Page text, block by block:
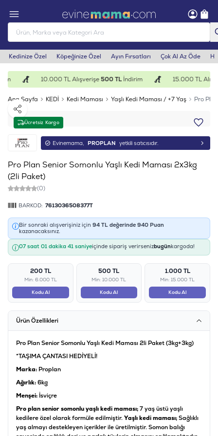
Kedinize Özel Köpeğinize Özel Ayın Fırsatları Çok Al Az Öde
10.000 TL Alışverişe500 TLİndirim 15.000 TL
Ana Sayfa KEDİ Kedi Maması Yaşlı Kedi Maması / +7 Yaş Pro
Ücretsiz Kargo
Paylaş
Evinemama, PROPLAN yetkili satıcısıdır.
Pro Plan Senior Somonlu Yaşlı Kedi Maması 2x3kg
(2li Paket)
(0)
BARKOD: 7613036508377T
Bir sonraki alışverişiniz için 94 TL değerinde 940 Puan
kazanacaksınız.
07 saat 01 dakika 40 saniyeiçinde sipariş verirsenizbugünkargoda!
200 TL
Min: 6.000 TL
Kodu Al
500 TL
Min: 10.000 TL
Kodu Al
1.000 TL
Min: 15.000 TL
Kodu Al
Ürün Özellikleri
Pro Plan Senior Somonlu Yaşlı Kedi Maması 2li Paket (3kg+3kg)
*TAŞIMA ÇANTASI HEDİYELİ!
Marka: Proplan
Ağırlık:6kg
Menşei: İsviçre
Pro plan senior somonlu yaşlı kedi maması;7 yaş üstü yaşlı
kedilere özel olarak formüle edilmiştir.Yaşlı kedi maması;Sağlıklı
yaş almayı destekleyen içerikler ile üretilmiştir. Somon balığı